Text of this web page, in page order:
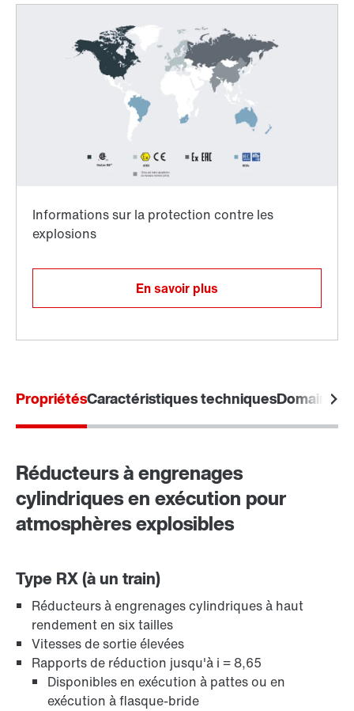
Extension de garantie
Protection de surface et protection anticorrosion
En savoir plus
PropriétésCaractéristiques techniquesDomaines
Réducteurs à engrenages
cylindriques en exécution pour
atmosphères explosibles
Type RX (à un train)
Réducteurs à engrenages cylindriques à haut
rendement en six tailles
Vitesses de sortie élevées
Rapports de réduction jusqu'à i = 8,65
Disponibles en exécution à pattes ou en
exécution à flasque-bride